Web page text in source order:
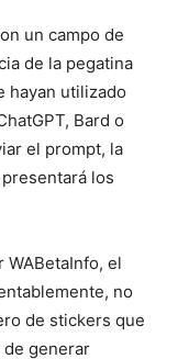
un campo de
de la pegatina
hayan utilizado
Bard o
el prompt, la
los
el
no
de stickers que
generar